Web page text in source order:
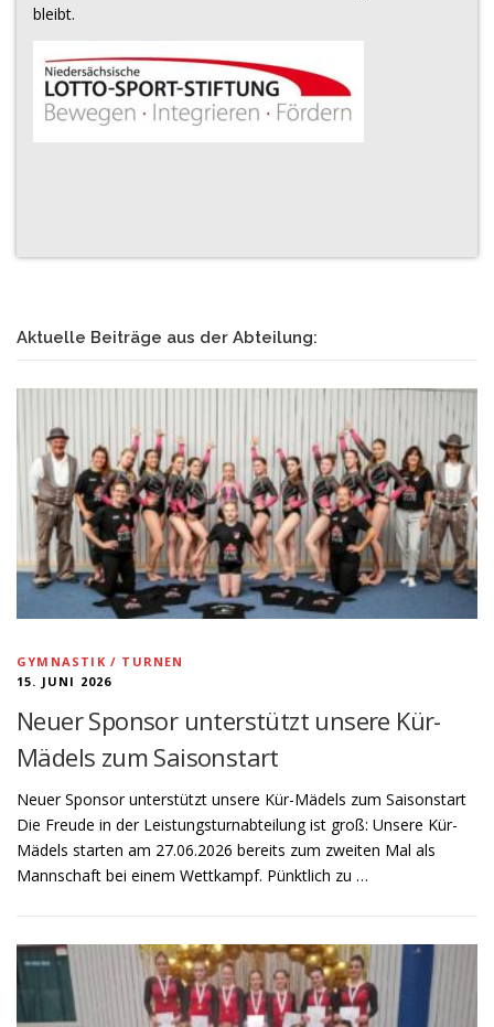
bleibt.
Aktuelle Beiträge aus der Abteilung:
GYMNASTIK / TURNEN
15. JUNI 2026
Neuer Sponsor unterstützt unsere Kür-
Mädels zum Saisonstart
Neuer Sponsor unterstützt unsere Kür-Mädels zum Saisonstart
Die Freude in der Leistungsturnabteilung ist groß: Unsere Kür-
Mädels starten am 27.06.2026 bereits zum zweiten Mal als
Mannschaft bei einem Wettkampf. Pünktlich zu …